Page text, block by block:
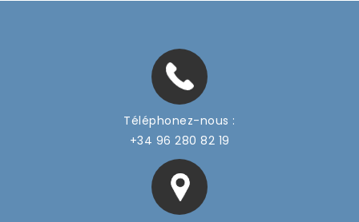
Téléphonez-nous :
+34 96 280 82 19